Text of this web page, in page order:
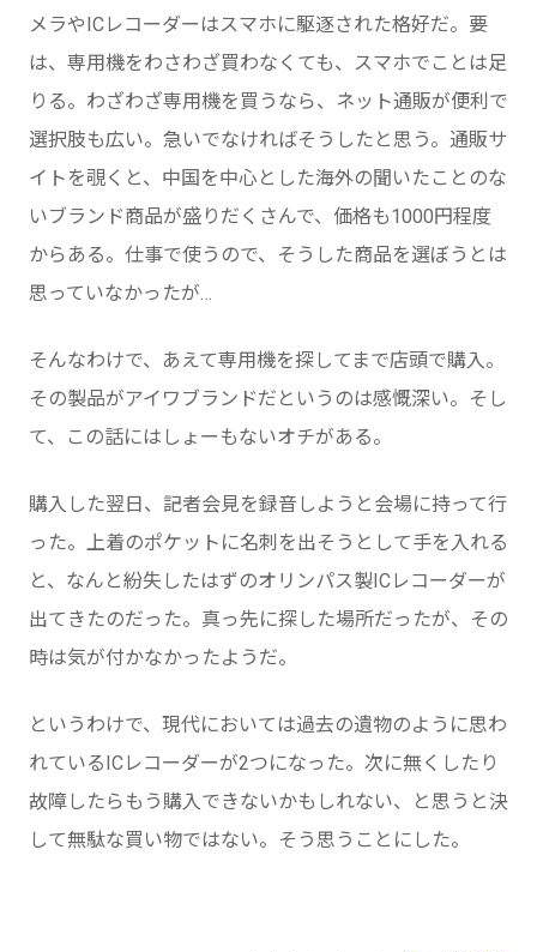
メラやICレコーダーはスマホに駆逐された格好だ。要
は、専用機をわさわざ買わなくても、スマホでことは足
りる。わざわざ専用機を買うなら、ネット通販が便利で
選択肢も広い。急いでなければそうしたと思う。通販サ
イトを覗くと、中国を中心とした海外の聞いたことのな
いブランド商品が盛りだくさんで、価格も1000円程度
からある。仕事で使うので、そうした商品を選ぼうとは
思っていなかったが…
そんなわけで、あえて専用機を探してまで店頭で購入。
その製品がアイワブランドだというのは感慨深い。そし
て、この話にはしょーもないオチがある。
購入した翌日、記者会見を録音しようと会場に持って行
った。上着のポケットに名刺を出そうとして手を入れる
と、なんと紛失したはずのオリンパス製ICレコーダーが
出てきたのだった。真っ先に探した場所だったが、その
時は気が付かなかったようだ。
というわけで、現代においては過去の遺物のように思わ
れているICレコーダーが2つになった。次に無くしたり
故障したらもう購入できないかもしれない、と思うと決
して無駄な買い物ではない。そう思うことにした。